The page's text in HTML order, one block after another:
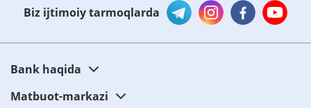
Biz ijtimoiy tarmoqlarda
Bank haqida
Matbuot-markazi